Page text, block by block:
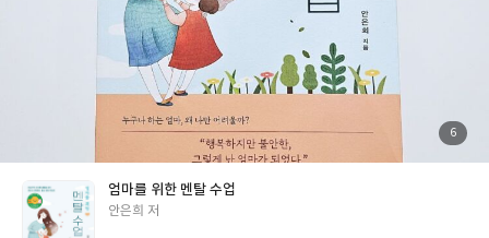
는 감정은 기대, 설렘이겠죠. 하지만 마냥 행복한 감정만 찾아오는
것은 아니에요. 불안, 걱정과 같은 부정적인 감정 역시, 임신과 함께
엄마에게 다가오는 대표적인 감정 중 하나입니다. 한 생명을 오롯이
책임져야 한다는 무게. 그 무게는 불안과 걱정이라는 이름으로 부모
에게 다가와요. 호르몬이라는 탈것이 그 감정에게 거대한 속도를 부
여합니다. 롤러코스터마냥 날뛰는 감정 속에서 엄마는 정신을 부여
잡고 아이를 맞이할 준비를 해야 합니다. "엄마를 위한 멘탈 수
업"은 그 시점부터 엄마와 함께 보조를 맞춥니다. 처음 임신을 알게
된 순간에서, 출산 그리고 육아와 독립까지. 엄마로 살아가는 전체
적인 삶에서 마주할 수 있는 다양한 굴곡을 담담한 필체로 위로해요.
첨
부
사
6
엄마를 위한 멘탈 수업
글
안은희 저